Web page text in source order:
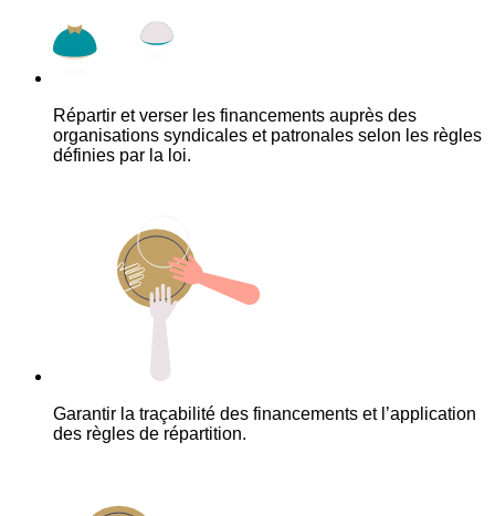
Répartir et verser les financements auprès des
organisations syndicales et patronales selon les règles
définies par la loi.
Garantir la traçabilité des financements et l’application
des règles de répartition.